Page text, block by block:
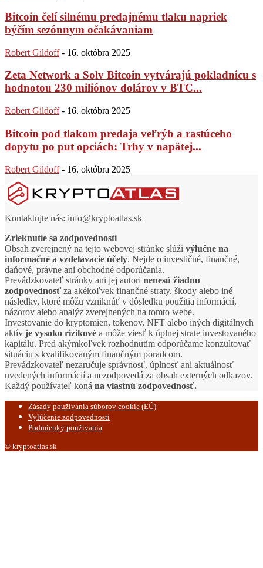
Bitcoin čelí silnému predajnému tlaku napriek
býčím sezónnym očakávaniam
Robert Gildoff - 16. októbra 2025
Zeta Network a Solv Bitcoin vytvárajú pokladnicu s
hodnotou 230 miliónov dolárov v BTC...
Robert Gildoff - 16. októbra 2025
Bitcoin pod tlakom predaja veľrýb a rastúceho
dopytu po put opciách: Trhy v napätej...
Robert Gildoff - 16. októbra 2025
Kontaktujte nás: info@kryptoatlas.sk
Zrieknutie sa zodpovednosti
Obsah zverejnený na tejto webovej stránke slúži výlučne na
informačné a vzdelávacie účely. Nejde o investičné, finančné,
daňové, právne ani obchodné odporúčania.
Prevádzkovateľ stránky ani jej autori nenesú žiadnu
zodpovednosťza akékoľvek finančné straty, škody alebo iné
následky, ktoré môžu vzniknúť v dôsledku použitia informácií,
názorov alebo analýz zverejnených na tomto webe.
Investovanie do kryptomien, tokenov, NFT alebo iných digitálnych
aktív je vysoko rizikové a môže viesť k úplnej strate investovaného
kapitálu. Pred akýmkoľvek rozhodnutím odporúčame konzultovať
situáciu s kvalifikovaným finančným poradcom.
Prevádzkovateľ nezaručuje správnosť, úplnosť ani aktuálnosť
uvedených informácií a nezodpovedá za obsah externých odkazov.
Každý používateľ koná na vlastnú zodpovednosť.
Zásady používania súborov cookie (EÚ)
Vylúčenie zodpovednosti
Podmienky používania
© kryptoatlas.sk